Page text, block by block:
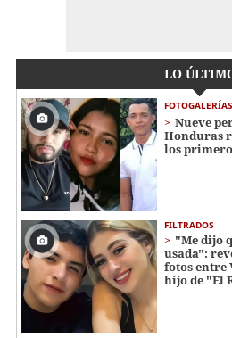
LO
Nueve
Honduras
los
FILTRADOS
"Me dijo
usada":
fotos entre
hijo de "El